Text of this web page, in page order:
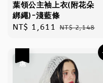
葉領公主袖上衣(附花朵
綁繩)-淺藍條
Sale
NT$ 1,611 Regular
NT$ 2,148